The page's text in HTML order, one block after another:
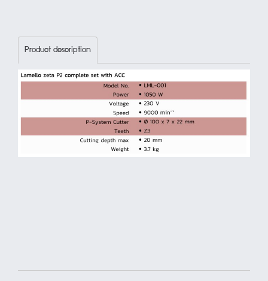
Product description